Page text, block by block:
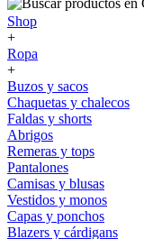
Shop
+
Ropa
+
Buzos y sacos
Chaquetas y chalecos
Faldas y shorts
Abrigos
Remeras y tops
Pantalones
Camisas y blusas
Vestidos y monos
Capas y ponchos
Blazers y cárdigans